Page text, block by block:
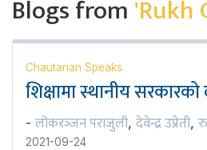
Blogs from'Rukh
Chautarian Speaks
शिक्षामा स्थानीय सरकारको
- लोकरञ्‍जन पराजुली, देवेन्द्र उप्रेती,
2021-09-24